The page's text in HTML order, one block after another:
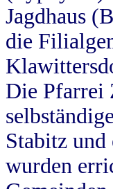
Jagdhaus
die
Die Pfarrei
Stabitz
wurden